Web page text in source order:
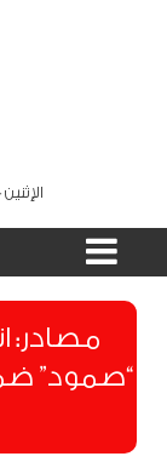
الإثنين - 25 صفر 1448 هـ , 10
مصادر:
“صمود”